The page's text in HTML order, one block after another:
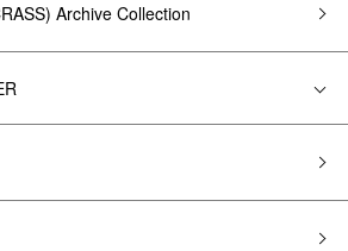
Archive Collection